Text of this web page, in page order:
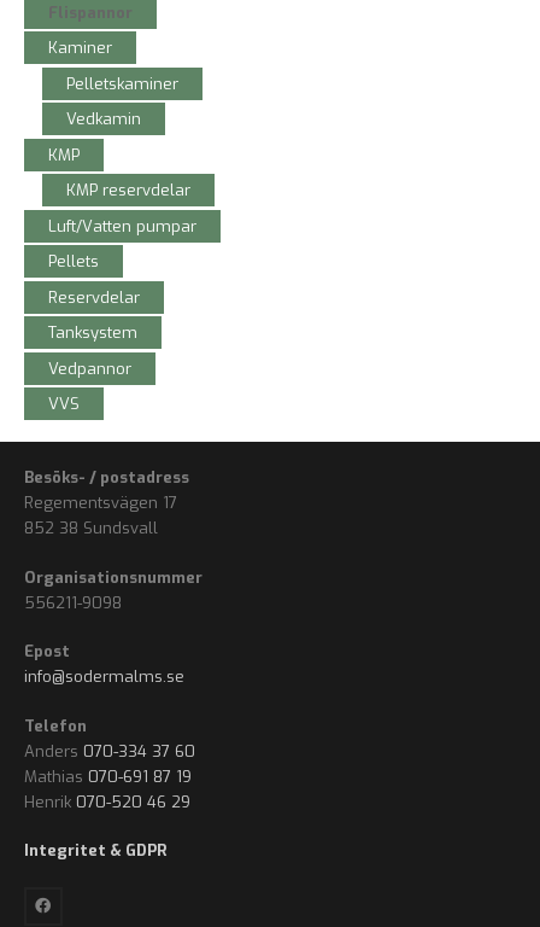
Flispannor
Kaminer
Pelletskaminer
Vedkamin
KMP
KMP reservdelar
Luft/Vatten pumpar
Pellets
Reservdelar
Tanksystem
Vedpannor
VVS
Besöks- / postadress
Regementsvägen 17
852 38 Sundsvall
Organisationsnummer
556211-9098
Epost
info@sodermalms.se
Telefon
Anders 070-334 37 60
Mathias 070-691 87 19
Henrik 070-520 46 29
Integritet & GDPR